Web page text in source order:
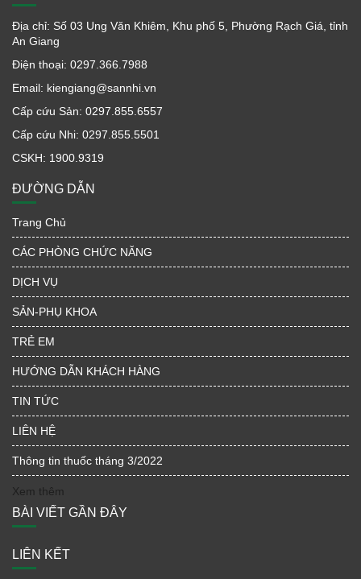
Địa chỉ: Số 03 Ung Văn Khiêm, Khu phố 5, Phường Rạch Giá, tỉnh
An Giang
Điện thoại: 0297.366.7988
Email: kiengiang@sannhi.vn
Cấp cứu Sản: 0297.855.6557
Cấp cứu Nhi: 0297.855.5501
CSKH: 1900.9319
ĐƯỜNG DẪN
Trang Chủ
CÁC PHÒNG CHỨC NĂNG
DỊCH VỤ
SẢN-PHỤ KHOA
TRẺ EM
HƯỚNG DẪN KHÁCH HÀNG
TIN TỨC
LIÊN HỆ
Thông tin thuốc tháng 3/2022
Xem thêm
BÀI VIẾT GẦN ĐÂY
LIÊN KẾT